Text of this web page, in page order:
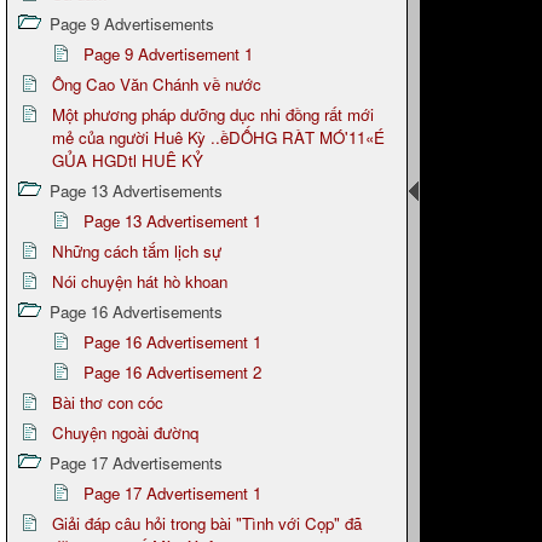
Page 9 Advertisements
Page 9 Advertisement 1
Ông Cao Văn Chánh về nước
Một phương pháp dưỡng dục nhi đồng rất mới
mẻ của người Huê Kỳ ..ềDỐHG RÀT MÓ'11«É
GỦA HGDtl HUÊ KỶ
Page 13 Advertisements
Page 13 Advertisement 1
Những cách tắm lịch sự
Nói chuyện hát hò khoan
Page 16 Advertisements
Page 16 Advertisement 1
Page 16 Advertisement 2
Bài thơ con cóc
Chuyện ngoài đườnq
Page 17 Advertisements
Page 17 Advertisement 1
Giải đáp câu hỏi trong bài "Tình với Cọp" đã